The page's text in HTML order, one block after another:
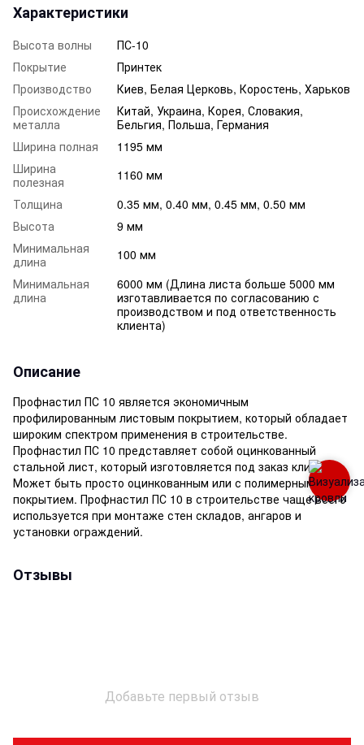
Характеристики
Высота волны
ПС-10
Покрытие
Принтек
Производство
Киев, Белая Церковь, Коростень, Харьков
Происхождение
металла
Китай, Украина, Корея, Словакия,
Бельгия, Польша, Германия
Ширина полная
1195 мм
Ширина
полезная
1160 мм
Толщина
0.35 мм, 0.40 мм, 0.45 мм, 0.50 мм
Высота
9 мм
Минимальная
длина
100 мм
Минимальная
длина
6000 мм (Длина листа больше 5000 мм
изготавливается по согласованию с
производством и под ответственность
клиента)
Описание
Профнастил ПС 10 является экономичным
профилированным листовым покрытием, который обладает
широким спектром применения в строительстве.
Профнастил ПС 10 представляет собой оцинкованный
стальной лист, который изготовляется под заказ клиента.
Может быть просто оцинкованным или с полимерным
покрытием. Профнастил ПС 10 в строительстве чаще всего
используется при монтаже стен складов, ангаров и
установки ограждений.
Отзывы
Добавьте первый отзыв